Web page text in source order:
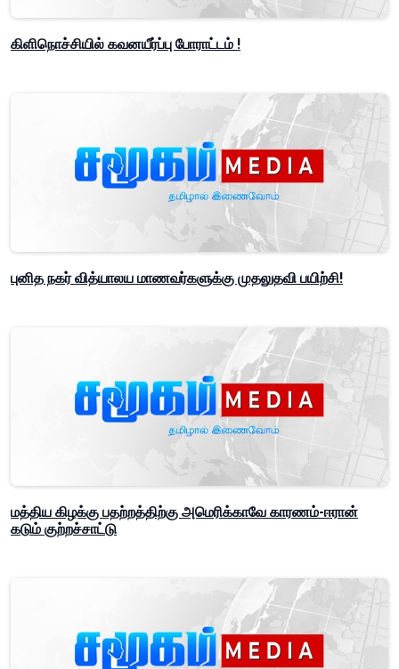
கிளிநொச்சியில் கவனயீர்ப்பு போராட்டம் !
புனித நகர் வித்யாலய மாணவர்களுக்கு முதலுதவி பயிற்சி!
மத்திய கிழக்கு பதற்றத்திற்கு அமெரிக்காவே காரணம்-ஈரான்
கடும் குற்றச்சாட்டு